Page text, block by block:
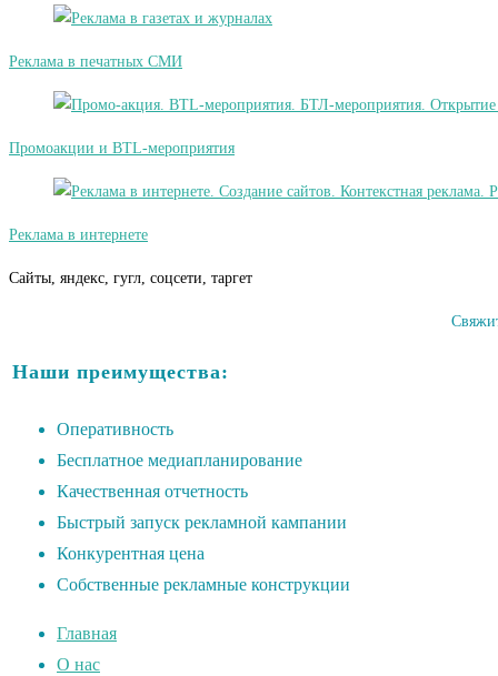
Реклама в печатных СМИ
Промоакции и BTL-мероприятия
Реклама в интернете
Сайты, яндекс, гугл, соцсети, таргет
Наши преимущества:
Оперативность
Бесплатное медиапланирование
Качественная отчетность
Быстрый запуск рекламной кампании
Конкурентная цена
Собственные рекламные конструкции
Главная
О нас